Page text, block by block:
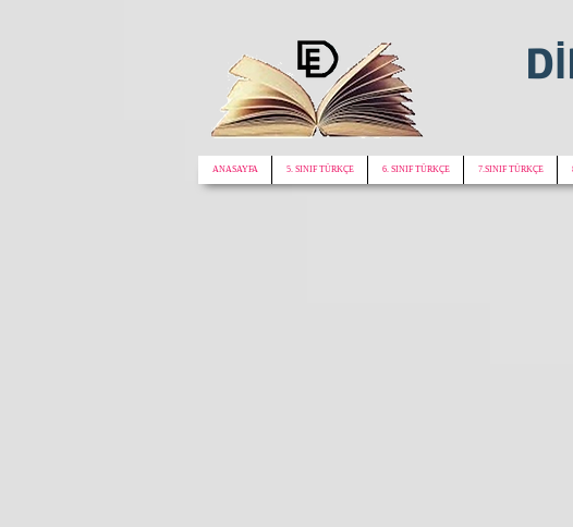
ANASAYFA 5. SINIF TÜRKÇE 6. SINIF TÜRKÇE 7.SINIF TÜRKÇE